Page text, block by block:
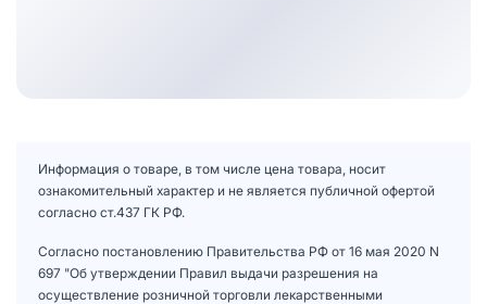
Информация о товаре, в том числе цена товара, носит
ознакомительный характер и не является публичной офертой
согласно ст.437 ГК РФ.
Согласно постановлению Правительства РФ от 16 мая 2020 N
697 "Об утверждении Правил выдачи разрешения на
осуществление розничной торговли лекарственными